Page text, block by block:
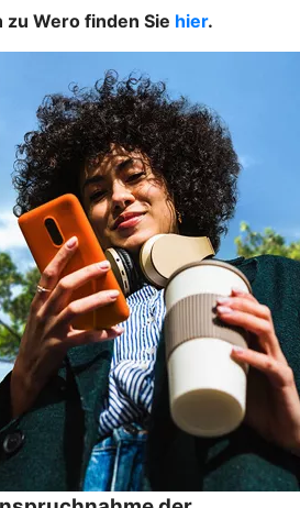
Wero finden Sie hier.